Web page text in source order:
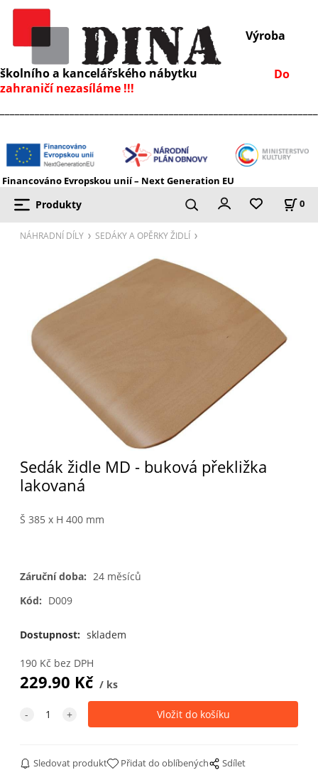
Výroba
školního a kancelářského nábytku Do
zahraničí nezasíláme !!!
Financováno Evropskou unií – Next Generation EU
Produkty 0
NÁHRADNÍ DÍLY SEDÁKY A OPĚRKY ŽIDLÍ
Sedák židle MD - buková překližka
lakovaná
Š 385 x H 400 mm
Záruční doba: 24 měsíců
Kód: D009
Dostupnost: skladem
190Kč bez DPH
229.90 Kč ks
Sledovat produkt Přidat do oblíbených Sdílet